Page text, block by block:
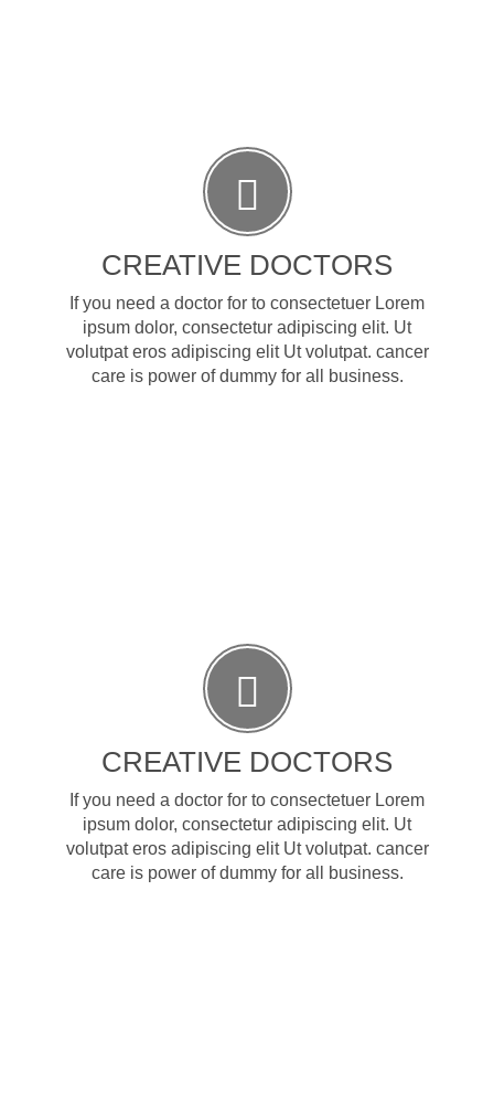
CREATIVE DOCTORS
If you need a doctor for to consectetuer Lorem
ipsum dolor, consectetur adipiscing elit. Ut
volutpat eros adipiscing elit Ut volutpat. cancer
care is power of dummy for all business.
CREATIVE DOCTORS
If you need a doctor for to consectetuer Lorem
ipsum dolor, consectetur adipiscing elit. Ut
volutpat eros adipiscing elit Ut volutpat. cancer
care is power of dummy for all business.